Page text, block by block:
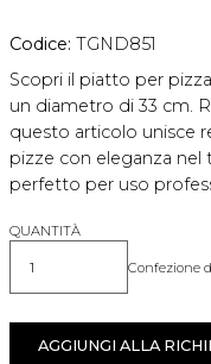
Codice: TGND851
Scopri il piatto per
un diametro di 33 cm.
questo articolo unisce
pizze con eleganza
perfetto per uso
QUANTITÀ
Quantità Confezione
AGGIUNGI ALLA